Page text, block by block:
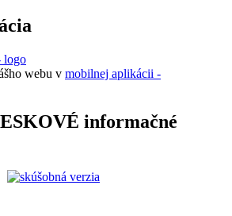
webu v mobilnej aplikácii -
informačné